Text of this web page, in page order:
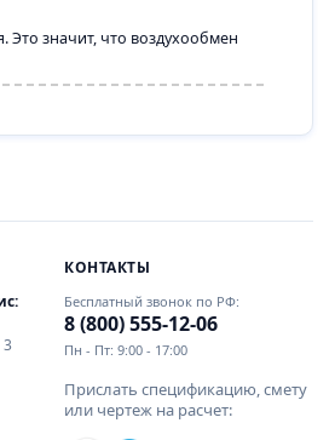
значит, что воздухообмен
КОНТАКТЫ
Бесплатный звонок по РФ:
8 (800) 555-12-06
Пн - Пт: 9:00 - 17:00
Прислать спецификацию, смету
или чертеж на расчет: